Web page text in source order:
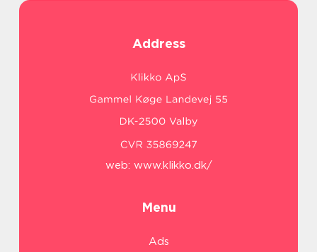
Address
web: www.klikko.dk/
Menu
Ads